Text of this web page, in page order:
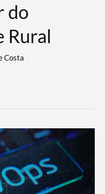
do
Rural
Costa